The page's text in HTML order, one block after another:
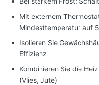
Mit externem
Mindesttemperatur auf
Isolieren Sie
Effizienz
Kombinieren Sie die
(Vlies, Jute)